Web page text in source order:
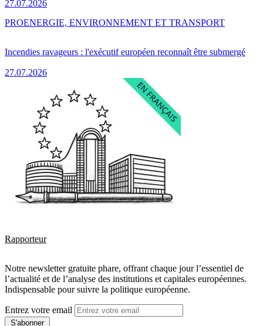
27.07.2026
Incendies ravageurs : l'exécutif européen reconnaît être submergé
27.07.2026
PROENERGIE, ENVIRONNEMENT ET TRANSPORT
Rapporteur
Notre newsletter gratuite phare, offrant chaque jour l’essentiel de
l’actualité et de l’analyse des institutions et capitales européennes.
Indispensable pour suivre la politique européenne.
Entrez votre email
S'abonner